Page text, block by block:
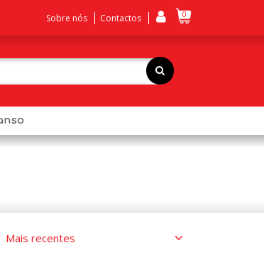
Sobre nós Contactos 0